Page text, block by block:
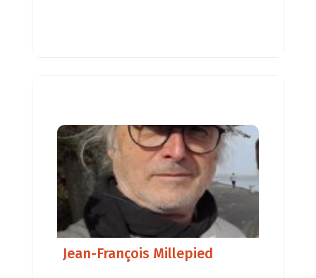
Jean-François Millepied